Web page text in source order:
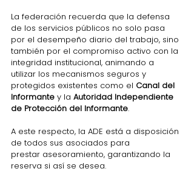
La federación recuerda que la defensa
de los servicios públicos no solo pasa
por el desempeño diario del trabajo, sino
también por el compromiso activo con la
integridad institucional, animando a
utilizar los mecanismos seguros y
protegidos existentes como el Canal del
Informante y la Autoridad Independiente
de Protección del Informante.
A este respecto, la ADE está a disposición
de todos sus asociados para
prestar asesoramiento, garantizando la
reserva si así se desea.